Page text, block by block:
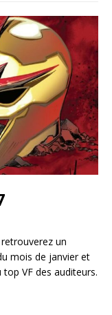
un
mois de janvier et
VF des auditeurs.